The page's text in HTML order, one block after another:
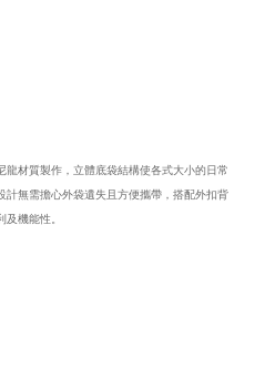
材質製作，立體底袋結構使各式大小的日常
計無需擔心外袋遺失且方便攜帶，搭配外扣背
機能性。